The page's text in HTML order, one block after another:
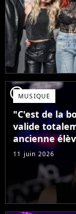
player2MUSIQUE
"C'est de la
valide
ancienne
11 juin 2026